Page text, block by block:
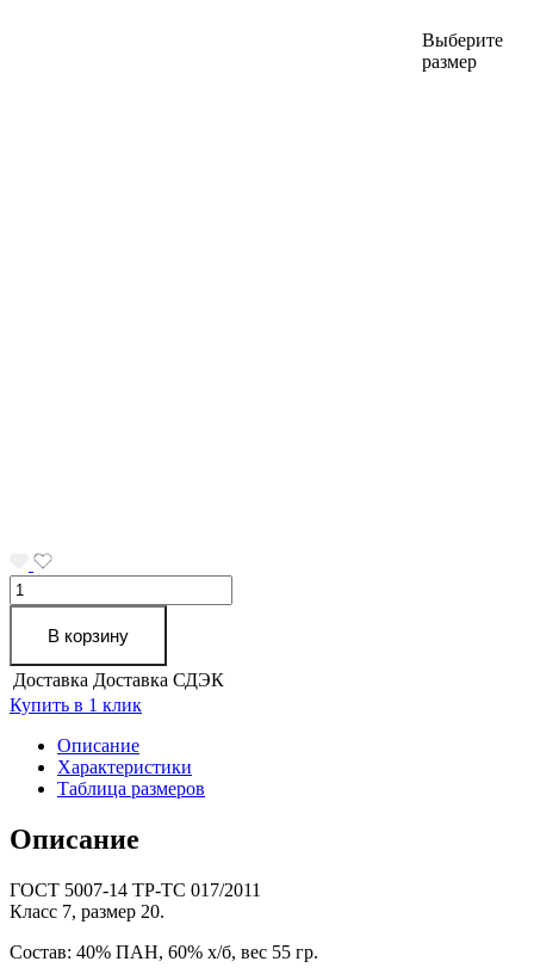
Выберите
размер
Количество
товара
Перчатки
трикотажные
черные
7
класс
ПВХ
покрытием
Точка
В корзину
Доставка Доставка СДЭК
Купить в 1 клик
Описание
Характеристики
Таблица размеров
Описание
ГОСТ 5007-14 ТР-ТС 017/2011
Класс 7, размер 20.
Состав: 40% ПАН, 60% х/б, вес 55 гр.